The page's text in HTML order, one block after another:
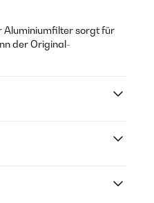
Aluminiumfilter sorgt für
der Original-